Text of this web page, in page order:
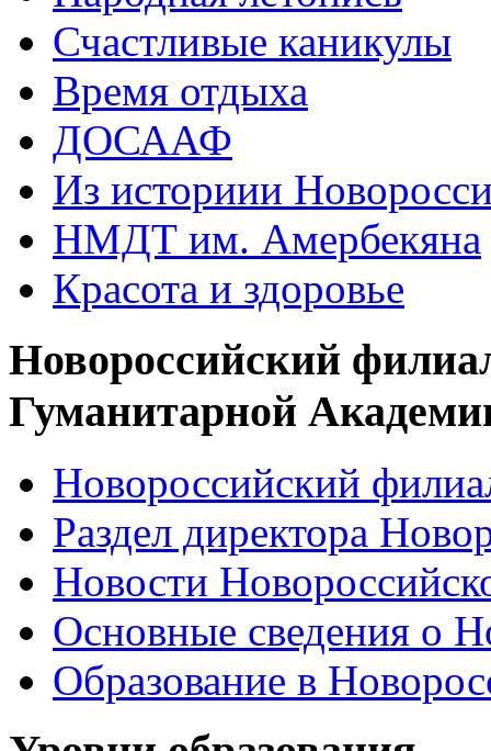
Счастливые каникулы
Время отдыха
ДОСААФ
Из историии
НМДТ им. Амербекяна
Красота и здоровье
Новороссийский
Гуманитарной
Новороссийский
Раздел директора
Новости
Основные сведения о
Образование в